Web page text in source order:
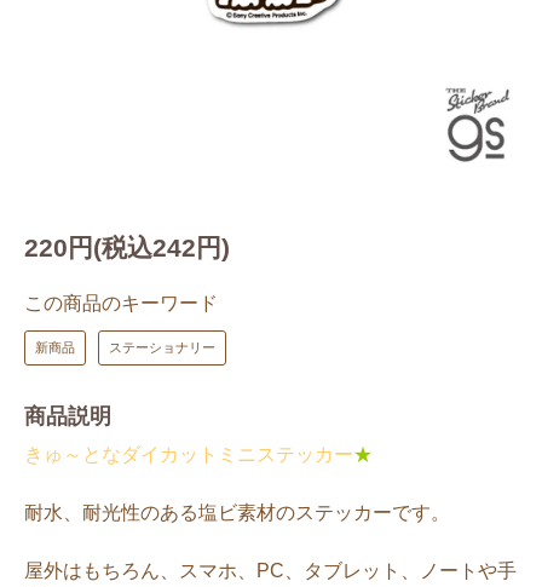
220円(税込242円)
この商品のキーワード
新商品 ステーショナリー
商品説明
きゅ～となダイカットミニステッカー★
耐水、耐光性のある塩ビ素材のステッカーです。
屋外はもちろん、スマホ、PC、タブレット、ノートや手